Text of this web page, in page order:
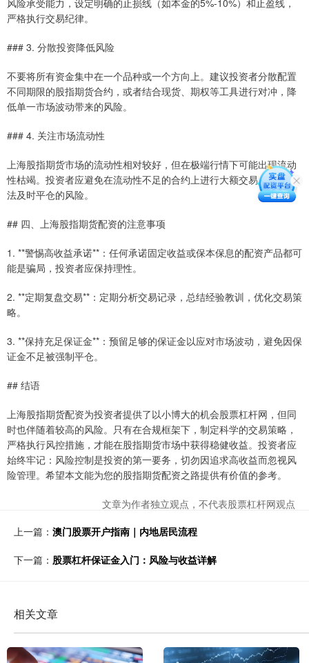
风险承受能力，设定明确的止损线（如本金的5%-10%）和止盈线，
严格执行交易纪律。
### 3. 分散投资降低风险
不要将所有资金集中在一个品种或一个方向上。建议投资者分散配置
不同期限的股指期货合约，或者结合现货、期权等工具进行对冲，降
低单一市场波动带来的风险。
### 4. 关注市场流动性
上海股指期货市场的流动性相对较好，但在极端行情下可能出现流动
性枯竭。投资者应避免在流动性不足的合约上进行大额交易，防止无
法及时平仓的风险。
## 四、上海股指期货配资的注意事项
1. **警惕高收益承诺**：任何承诺固定收益或保本保息的配资产品都可
能是骗局，投资者应保持理性。
2. **定期复盘交易**：定期分析交易记录，总结经验教训，优化交易策
略。
3. **保持充足保证金**：预留足够的保证金以应对市场波动，避免因保
证金不足被强制平仓。
## 结语
上海股指期货配资为投资者提供了以小博大的机会股票杠杆网，但同
时也伴随着较高的风险。只有在合规框架下，制定科学的交易策略，
严格执行风控措施，才能在股指期货市场中获得稳健收益。投资者应
始终牢记：风险控制是投资的第一要务，切勿因追求高收益而忽视风
险管理。希望本文能为您的股指期货配资之路提供有价值的参考。
文章为作者独立观点，不代表股票杠杆网观点
上一篇： 澳门股票开户指南｜内地居民流程
下一篇： 股票杠杆保证金入门：风险与收益详解
相关文章